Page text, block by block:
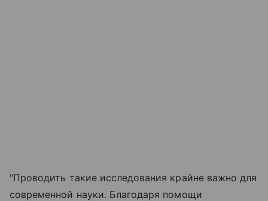
"Проводить такие исследования крайне важно для
современной науки. Благодаря помощи